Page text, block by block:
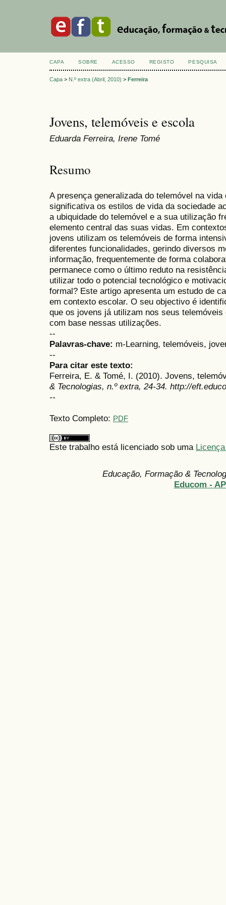
CAPA SOBRE ACESSO REGISTO PESQUISA
Capa > N.º extra (Abril, 2010) > Ferreira
Jovens, telemóveis e escola
Eduarda Ferreira, Irene Tomé
Resumo
A presença generalizada do telemóvel na
significativa os estilos de vida da sociedade
a ubiquidade do telemóvel e a sua utilização
elemento central das suas vidas. Em
jovens utilizam os telemóveis de forma
diferentes funcionalidades, gerindo diversos
informação, frequentemente de forma
permanece como o último reduto na
utilizar todo o potencial tecnológico e
formal? Este artigo apresenta um estudo de
em contexto escolar. O seu objectivo é
que os jovens já utilizam nos seus
com base nessas utilizações.
--
Palavras-chave: m-Learning, telemóveis,
--
Para citar este texto:
Ferreira, E. & Tomé, I. (2010). Jovens,
& Tecnologias, n.º extra, 24-34. http://
--
Texto Completo: PDF
Este trabalho está licenciado sob uma
Educação, Formação &
Educom -